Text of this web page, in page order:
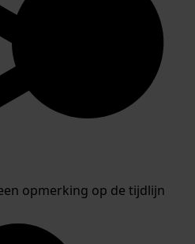
opmerking op de tijdlijn